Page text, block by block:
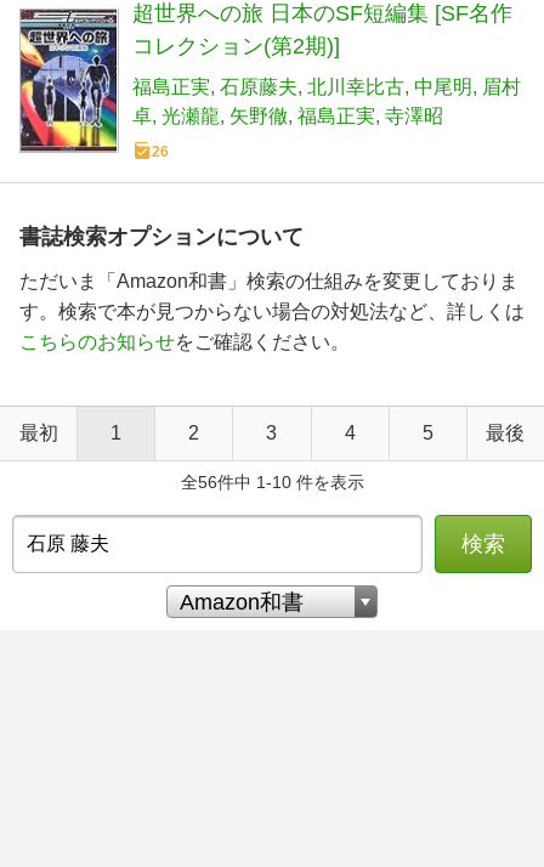
超世界への旅 日本のSF短編集 [SF名作
コレクション(第2期)]
福島正実 石原藤夫 北川幸比古 中尾明
眉村
卓 光瀬龍 矢野徹 福島正実 寺澤昭
26
書誌検索オプションについて
ただいま「Amazon和書」検索の仕組みを変更しておりま
す。検索で本が見つからない場合の対処法など、詳しくは
こちらのお知らせをご確認ください。
最初 1 2 3 4 5 最後
全56件中 1-10 件を表示
検索